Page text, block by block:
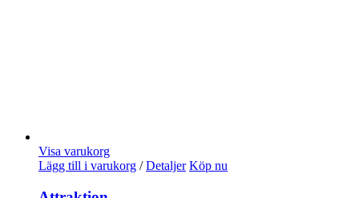
Visa varukorg
Lägg till i varukorg / Detaljer Köp nu